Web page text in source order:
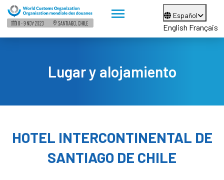
Español
English Français
Lugar y alojamiento
HOTEL INTERCONTINENTAL DE
SANTIAGO DE CHILE